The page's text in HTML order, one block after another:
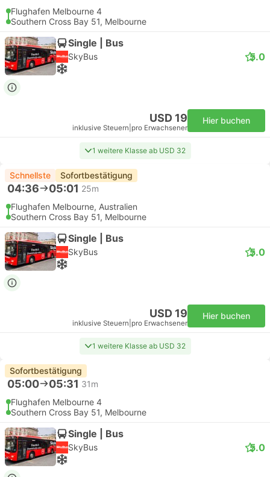
Flughafen Melbourne 4
Southern Cross Bay 51, Melbourne
Single | Bus
SkyBus 5.0
USD 19
inklusive Steuern pro Erwachsener
Hier buchen
1 weitere Klasse ab USD 32
Schnellste Sofortbestätigung
04:36 05:01 25m
Flughafen Melbourne, Australien
Southern Cross Bay 51, Melbourne
Single | Bus
SkyBus 5.0
USD 19
inklusive Steuern pro Erwachsener
Hier buchen
1 weitere Klasse ab USD 32
Sofortbestätigung
05:00 05:31 31m
Flughafen Melbourne 4
Southern Cross Bay 51, Melbourne
Single | Bus
SkyBus 5.0